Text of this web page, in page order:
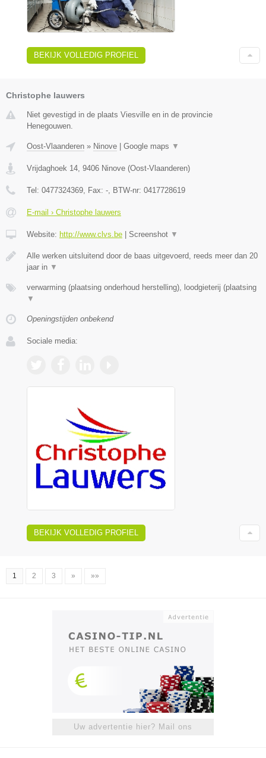
BEKIJK VOLLEDIG PROFIEL
Christophe lauwers
Niet gevestigd in de plaats Viesville en in de provincie
Henegouwen.
Oost-Vlaanderen » Ninove Google maps ▼
Vrijdaghoek 14, 9406 Ninove (Oost-Vlaanderen)
Tel: 0477324369, Fax: -, BTW-nr: 0417728619
E-mail › Christophe lauwers
Website: http://www.clvs.be Screenshot ▼
Alle werken uitsluitend door de baas uitgevoerd, reeds meer dan 20
jaar in ▼
verwarming (plaatsing onderhoud herstelling), loodgieterij (plaatsing
▼
Openingstijden onbekend
Sociale media:
BEKIJK VOLLEDIG PROFIEL
1 2 3 » »»
Uw advertentie hier? Mail ons